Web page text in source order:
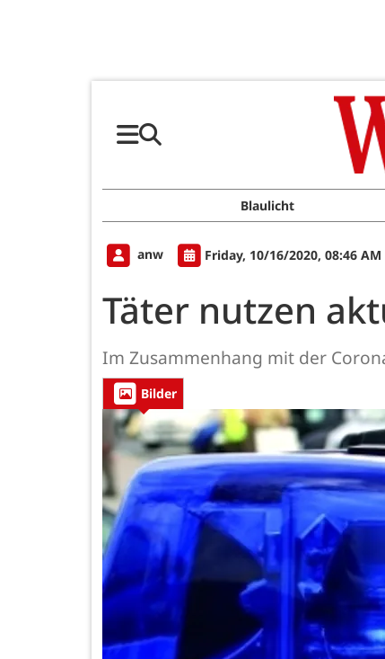
Blaulicht
anw Friday, 10/16/2020, 08:46 AM
Täter nutzen
Im Zusammenhang mit der
Bilder